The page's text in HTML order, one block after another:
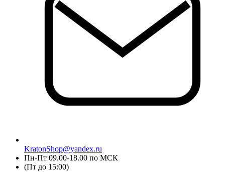
KratonShop@yandex.ru
Пн-Пт 09.00-18.00 по МСК
(Пт до 15:00)